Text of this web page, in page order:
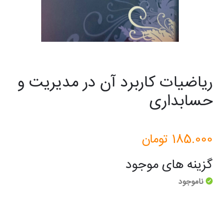
ریاضیات کاربرد آن در مدیریت و
حسابداری
185.000 تومان
گزینه های موجود
ناموجود